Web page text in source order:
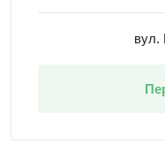
вул.